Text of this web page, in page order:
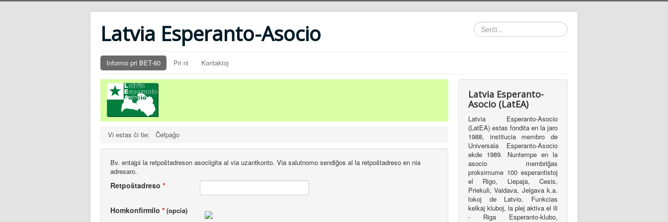
Latvia Esperanto-Asocio Serĉi...
Informo pri BET-60 Pri ni Kontaktoj
Vi estas ĉi tie: Ĉefpaĝo
Bv. entajpi la retpoŝtadreson asociigita al via uzantkonto. Via salutnomo sendiĝos al la retpoŝtadreso en nia
adresaro.
Retpoŝtadreso *
Homkonfirmilo * (opcia)
Latvia Esperanto-
Asocio (LatEA)
Latvia Esperanto-Asocio
(LatEA) estas fondita en la jaro
1988, institucia membro de
Universala Esperanto-Asocio
ekde 1989. Nuntempe en la
asocio membriĝas
proksimume 100 esperantistoj
el Rigo, Liepaja, Cesis,
Priekuli, Vaidava, Jelgava k.a.
lokoj de Latvio. Funkcias
kelkaj kluboj, la plej aktiva el ili
- Riga Esperanto-klubo,